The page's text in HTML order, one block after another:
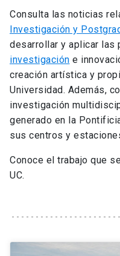
Investigación
Internacionalización
Extensión
Vinculación
Universidad
Información para
Admisión launch
Consulta las noticias
Investigación y
desarrollar y aplicar las
investigación e
creación artística y
Universidad. Además,
investigación
generado en la
sus centros y
Conoce el trabajo que
UC.